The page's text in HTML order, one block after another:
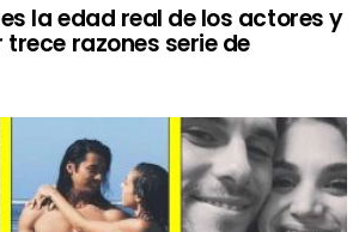
la edad real de los actores y
razones serie de